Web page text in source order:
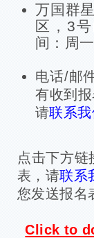
万国群
区，3号
间：周
电话/邮
有收到
请联系我
点击下方
表，请联系
您发送报名
Click to